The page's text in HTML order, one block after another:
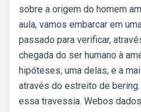
sobre a origem do homem
aula, vamos embarcar em
passado para verificar,
chegada do ser humano à
hipóteses, uma delas, e a
através do estreito de
essa travessia. Webos